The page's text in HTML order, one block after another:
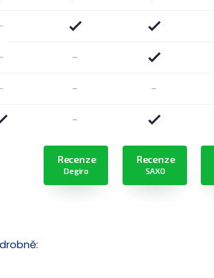
-
- -
-
Recenze
Degiro
Recenze
SAXO